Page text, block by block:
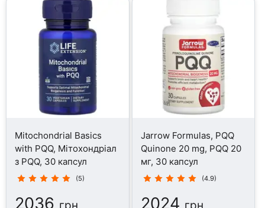
Mitochondrial Basics
with PQQ, Мітохондріал
з PQQ, 30 капсул
(5)
2036
Jarrow Formulas, PQQ
Quinone 20 mg, PQQ 20
мг, 30 капсул
(4.9)
2024